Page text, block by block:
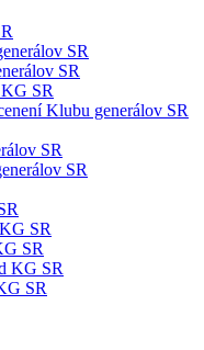
SR
SR
SR
Klubu generálov SR
SR
SR
SR
SR
KG SR
SR